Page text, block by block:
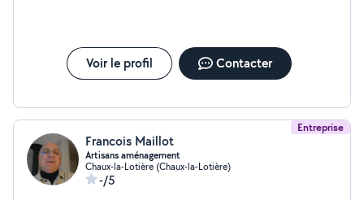
Voir le profil Contacter
Entreprise
Francois Maillot
Artisans aménagement
Chaux-la-Lotière (Chaux-la-Lotière)
-/5